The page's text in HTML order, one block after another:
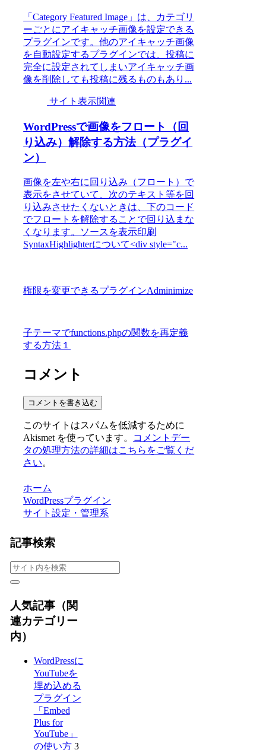
「Category Featured Image」は、カテゴリ
ーごとにアイキャッチ画像を設定できる
プラグインです。他のアイキャッチ画像
を自動設定するプラグインでは、投稿に
完全に設定されてしまいアイキャッチ画
像を削除しても投稿に残るものもあり...
サイト表示関連
WordPressで画像をフロート（回
り込み）解除する方法（プラグイ
ン）
画像を左や右に回り込み（フロート）で
表示をさせていて、次のテキスト等を回
り込みさせたくないときは、下のコード
でフロートを解除することで回り込まな
くなります。ソースを表示印刷
SyntaxHighlighterについて<div style="c...
権限を変更できるプラグインAdminimize
子テーマでfunctions.phpの関数を再定義
する方法１
コメント
コメントを書き込む
このサイトはスパムを低減するために
Akismet を使っています。
コメントデー
タの処理方法の詳細はこちらをご覧くだ
さい。
ホーム
WordPressプラグイン
サイト設定・管理系
記事検索
人気記事（関
連カテゴリー
内）
WordPressに
YouTubeを
埋め込める
プラグイン
「Embed
Plus for
YouTube」
の使い方 3